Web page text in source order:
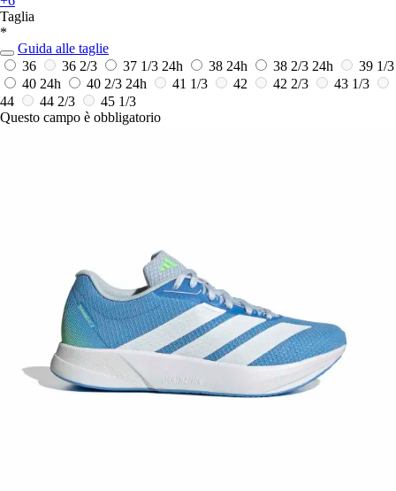
Taglia
*
Guida alle taglie
36
36 2/3 37 1/3 24h 38 24h 38 2/3 24h
39 1/3
40 24h 40 2/3 24h 41 1/3 42 42 2/3
43 1/3
44
44 2/3
45 1/3
Questo campo è obbligatorio